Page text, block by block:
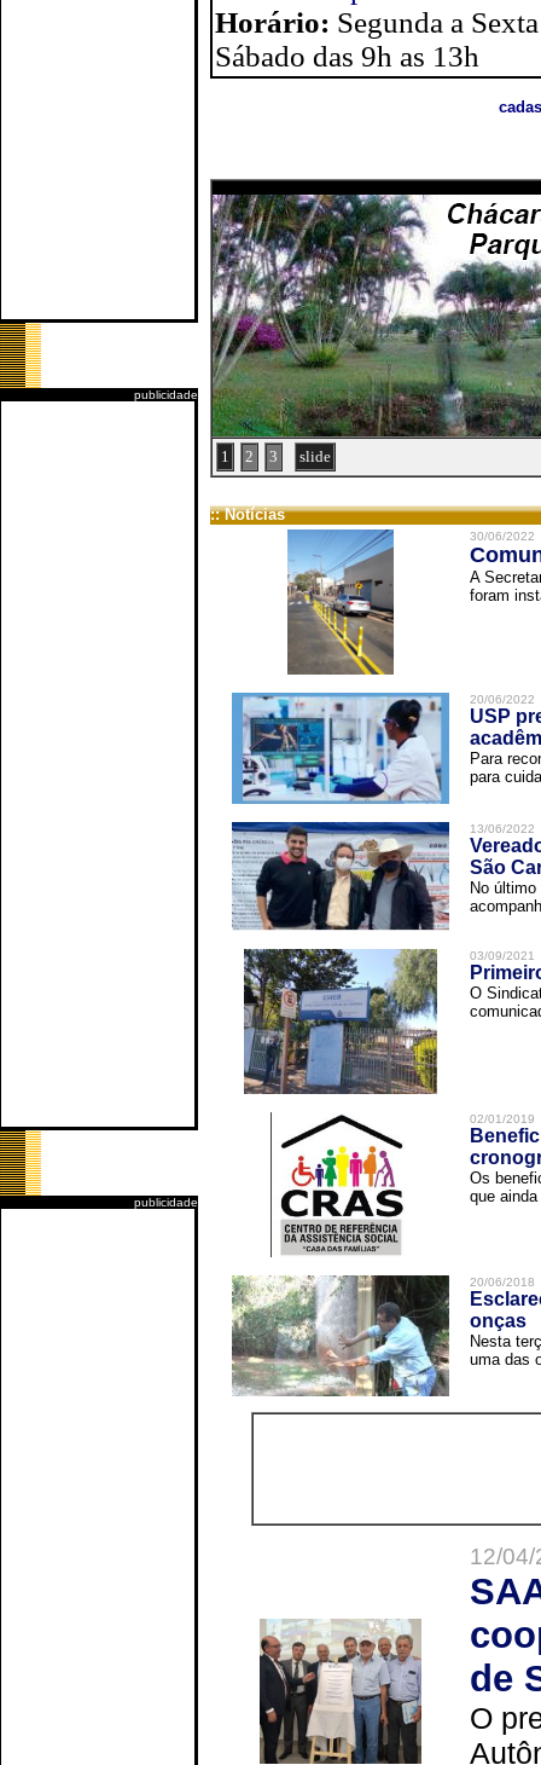
publicidade
publicidade
Horário: Segunda a
Sábado das 9h as 13h
1 2 3 slide
:: Notícias
30/06/2022
A
foram
20/06/2022
USP
Para
para
13/06/2022
São
No
03/09/2021
O
02/01/2019
Os
que
20/06/2018
onças
Nesta
uma das
12/
de
O